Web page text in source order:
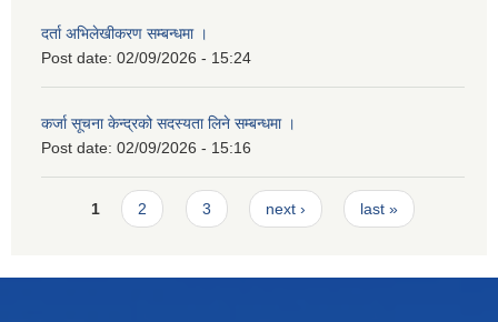
दर्ता अभिलेखीकरण सम्बन्धमा ।
Post date: 02/09/2026 - 15:24
कर्जा सूचना केन्द्रको सदस्यता लिने सम्बन्धमा ।
Post date: 02/09/2026 - 15:16
Pages
1 2 3 next › last »